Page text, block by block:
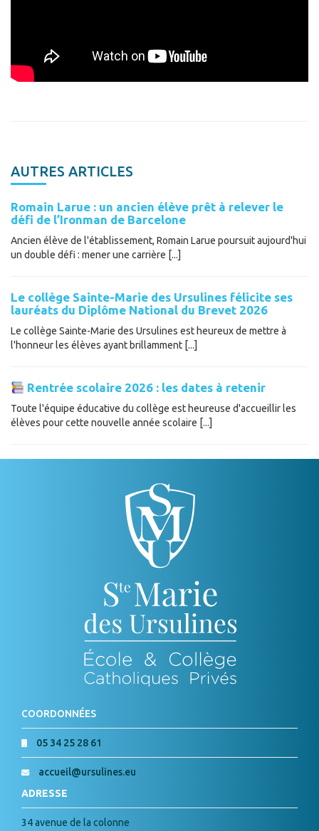
AUTRES ARTICLES
Romain Larue : un ancien élève prêt à relever le
défi de l’Ironman de Barcelone
Ancien élève de l'établissement, Romain Larue poursuit aujourd'hui
un double défi : mener une carrière [...]
Le collège Sainte-Marie des Ursulines félicite ses
lauréats du Diplôme National du Brevet 2026
Le collège Sainte-Marie des Ursulines est heureux de mettre à
l'honneur les élèves ayant brillamment [...]
Rentrée scolaire 2026 : les dates à retenir
Toute l'équipe éducative du collège est heureuse d'accueillir les
élèves pour cette nouvelle année scolaire [...]
COORDONNÉES
05 34 25 28 61
accueil@ursulines.eu
ADRESSE
34 avenue de la colonne